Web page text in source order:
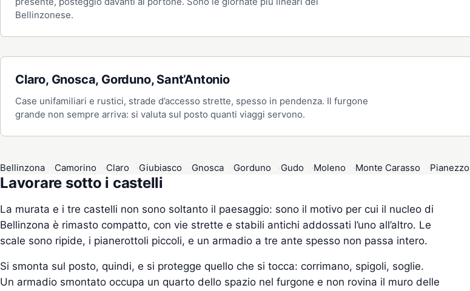
Bellinzonese.
Claro, Gnosca, Gorduno, Sant’Antonio
Case unifamiliari e rustici, strade d’accesso strette, spesso in pendenza. Il furgone
grande non sempre arriva: si valuta sul posto quanti viaggi servono.
Bellinzona Camorino Claro Giubiasco Gnosca Gorduno Gudo Moleno Monte Carasso Pianezzo
Lavorare sotto i castelli
La murata e i tre castelli non sono soltanto il paesaggio: sono il motivo per cui il nucleo di
Bellinzona è rimasto compatto, con vie strette e stabili antichi addossati l’uno all’altro. Le
scale sono ripide, i pianerottoli piccoli, e un armadio a tre ante spesso non passa intero.
Si smonta sul posto, quindi, e si protegge quello che si tocca: corrimano, spigoli, soglie.
Un armadio smontato occupa un quarto dello spazio nel furgone e non rovina il muro delle